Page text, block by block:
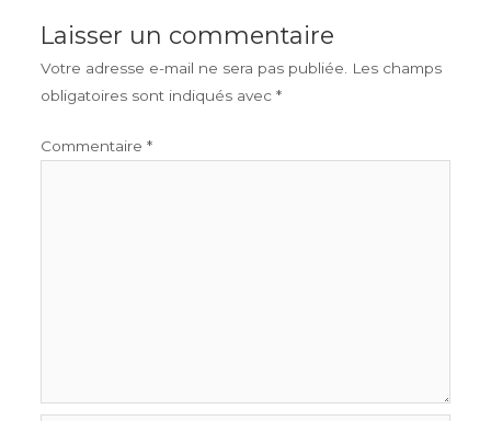
Laisser un commentaire
Votre adresse e-mail ne sera pas publiée.
Les champs
obligatoires sont indiqués avec *
Commentaire *